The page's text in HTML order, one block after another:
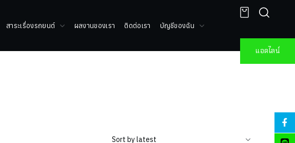
สาระเรื่องรถยนต์ ผลงานของเรา ติดต่อเรา บัญชีของฉัน
แอดไลน์